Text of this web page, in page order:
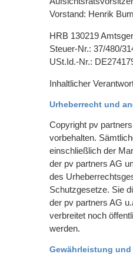
Vorstand: Henrik
HRB 130219
Steuer-Nr.: 37/480/
USt.Id.-Nr.:
Inhaltlicher
Urheberrecht und
Copyright pv
vorbehalten.
einschließlich der
der pv partners AG
des
Schutzgesetze. Sie
der pv partners AG
verbreitet noch
werden.
Gewährleistung und